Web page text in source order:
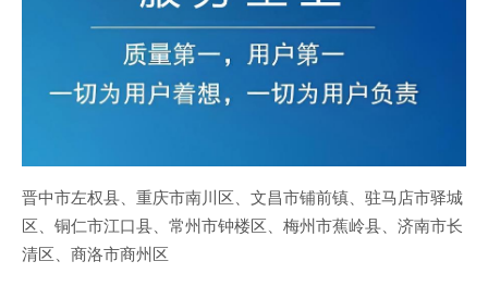
晋中市左权县、重庆市南川区、文昌市铺前镇、驻马店市驿城
区、铜仁市江口县、常州市钟楼区、梅州市蕉岭县、济南市长
清区、商洛市商州区